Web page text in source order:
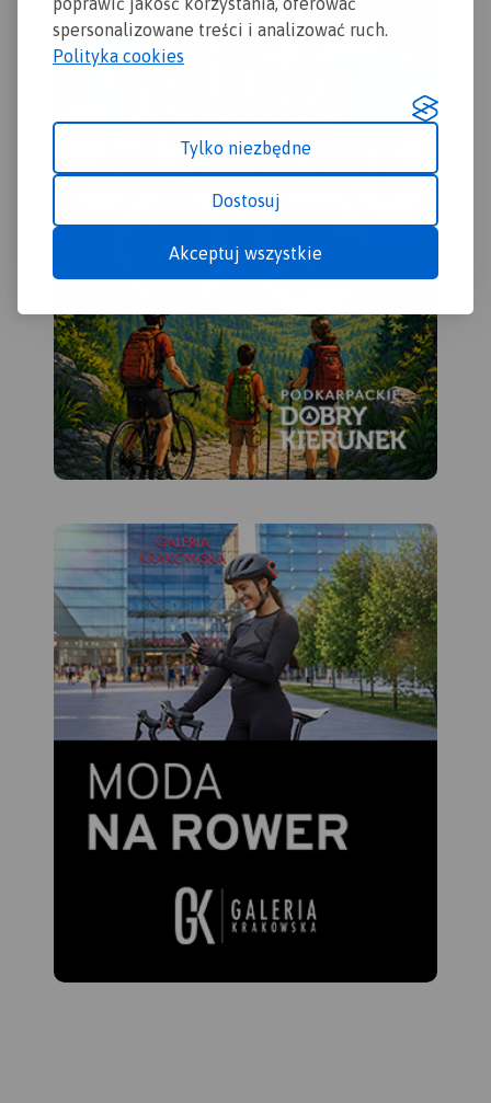
spersonalizowane treści i analizować ruch.
Polityka cookies
Tylko niezbędne
Dostosuj
Akceptuj wszystkie